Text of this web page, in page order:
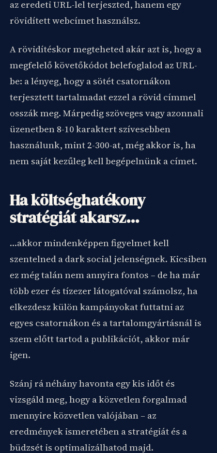
az eredeti URL-lel terjeszted, hanem egy
rövidített webcímet használsz.
A rövidítéskor megteheted akár azt is, hogy a
megfelelő követőkódot belefoglalod az URL-
be: a lényeg, hogy a sötét csatornákon
terjesztett tartalmadat ezzel a rövid címmel
osszák meg. Márpedig szöveges vagy azonnali
üzenetben 8-10 karaktert szívesebben
használunk, mint 2-300-at, még akkor is, ha
nem saját kezűleg kell begépelnünk a címet.
Ha költséghatékony
stratégiát akarsz…
…akkor mindenképpen figyelmet kell
szentelned a dark social jelenségnek. Kicsiben
ez még talán nem annyira fontos – de ha már
több ezer és tízezer látogatóval számolsz, ha
elkezdesz külön kampányokat futtatni az
egyes csatornákon és a tartalomgyártásnál is
szem előtt tartod a publikációt, akkor már
igen.
Szánj rá néhány havonta egy kis időt és
vizsgáld meg, hogy a közvetlen forgalmad
mennyire közvetlen valójában – az
eredmények ismeretében a stratégiát és a
büdzsét is optimalizálhatod majd.